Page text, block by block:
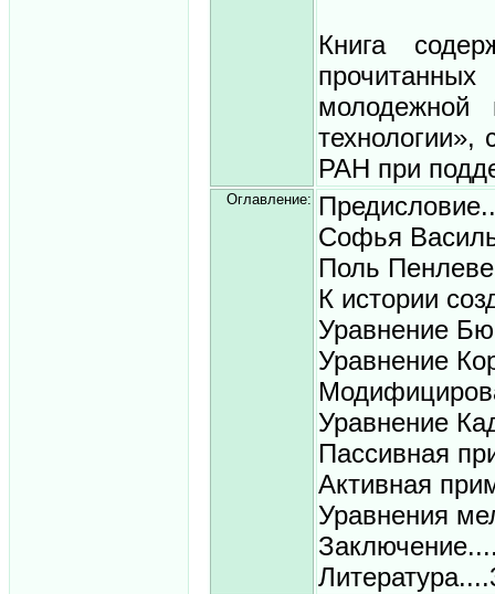
Книга
РАН при
Оглавление:
Софья
Поль
К истории
Уравнение
Уравнение
Уравнение
Пассивная
Активная
Уравнения